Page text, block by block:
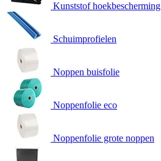
Kunststof hoekbescherming
Schuimprofielen
Noppen buisfolie
Noppenfolie eco
Noppenfolie grote noppen